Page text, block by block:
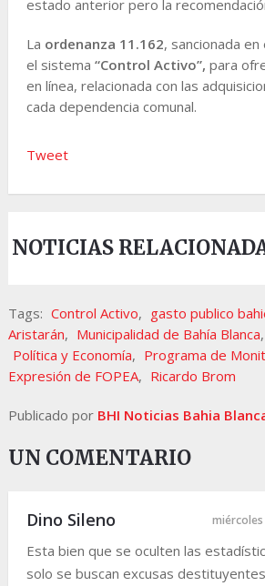
estado anterior pero la
La ordenanza 11.162, sancionada
el sistema “Control Activo”, para
en línea, relacionada con las
cada dependencia comunal.
Tweet
NOTICIAS
Tags: Control Activo, gasto publico
Aristarán, Municipalidad de Bahía Blanca,
Política y Economía, Programa de
Expresión de FOPEA, Ricardo Brom
Publicado por BHI Noticias Bahia
UN COMENTARIO
Dino Sileno miércoles
Esta bien que se oculten las
solo se buscan excusas